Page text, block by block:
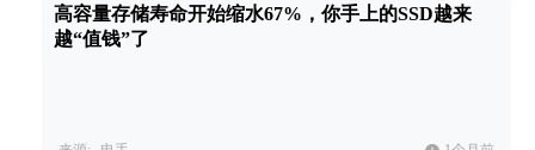
高容量存储寿命开始缩水67%，你手上的SSD越来
越“值钱”了